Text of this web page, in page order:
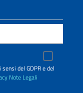
del GDPR e del
Note Legali